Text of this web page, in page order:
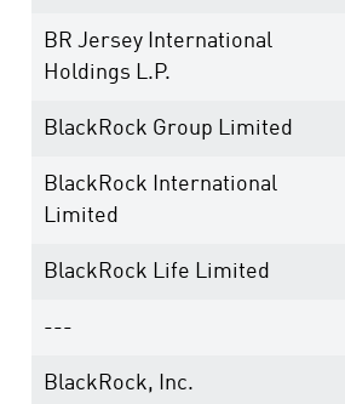
BR Jersey International
Holdings L.P.
BlackRock Group Limited
BlackRock International
Limited
BlackRock Life Limited
---
BlackRock, Inc.